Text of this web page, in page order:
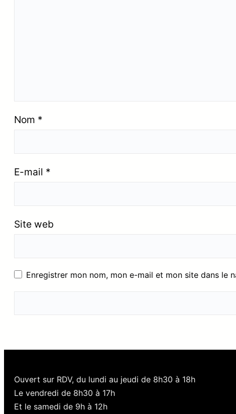
Nom *
E-mail *
Site web
Enregistrer mon nom, mon e-mail et mon site dans le
Ouvert sur RDV, du lundi au jeudi de 8h30 à 18h
Le vendredi de 8h30 à 17h
Et le samedi de 9h à 12h